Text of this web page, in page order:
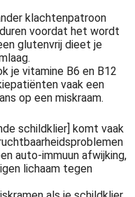
klachtenpatroon
voordat het wordt
glutenvrij dieet je
je vitamine B6 en B12
vaak een
op een miskraam.
schildklier] komt vaak
auto-immuun afwijking,
lichaam tegen